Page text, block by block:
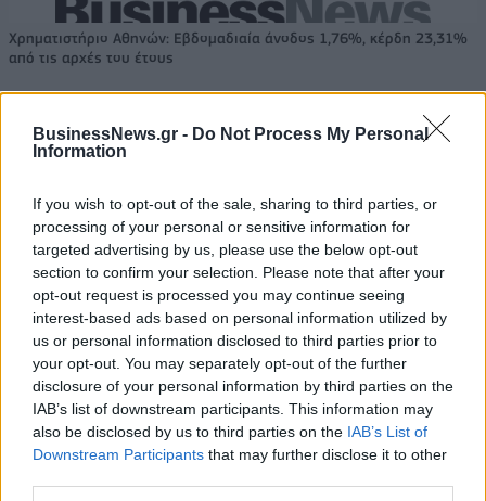
BusinessNews.gr - Do Not Process My Personal
Information
If you wish to opt-out of the sale, sharing to third parties, or
processing of your personal or sensitive information for
targeted advertising by us, please use the below opt-out
section to confirm your selection. Please note that after your
opt-out request is processed you may continue seeing
interest-based ads based on personal information utilized by
us or personal information disclosed to third parties prior to
your opt-out. You may separately opt-out of the further
disclosure of your personal information by third parties on the
IAB’s list of downstream participants. This information may
also be disclosed by us to third parties on the IAB’s List of
Downstream Participants that may further disclose it to other
Χρηματιστήριο Αθηνών: Εβδομαδιαία άνοδος 1,76%, κέρδη 23,31%
από τις αρχές του έτους
ανοίγει δρόμο για δάνεια έως 5
δισ. σε μικρομεσαίες
κυκλοφορίας - Τέλος στις
χρονοβόρες διαδικασίες
Η Chery επενδύει 75 εκατ. δολάρια στην KG Mobility
Το FIAT 500 Hybrid τώρα από
18.990 ευρώ
Ατρόμητος και Novibet
συνεχίζουν μαζί: Ανανέωση της
συνεργασίας τους μέχρι το
2028